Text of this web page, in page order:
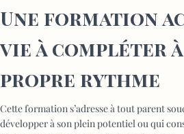
Une formation
vie à compléter
propre rythme
Cette formation s’adresse à tout parent
développer à son plein potentiel ou qui